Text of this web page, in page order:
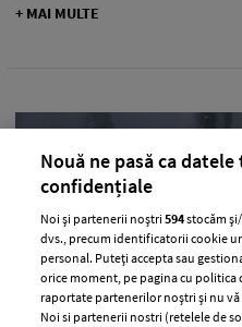
+ MAI MULTE
Nouă ne pasă ca
confidențiale
Noi și partenerii noștri594stocăm
dvs., precum identificatorii cookie
personal. Puteți accepta sau
orice moment, pe pagina cu
raportate partenerilor noștri și nu vă
Noi si partenerii nostri (retelele de